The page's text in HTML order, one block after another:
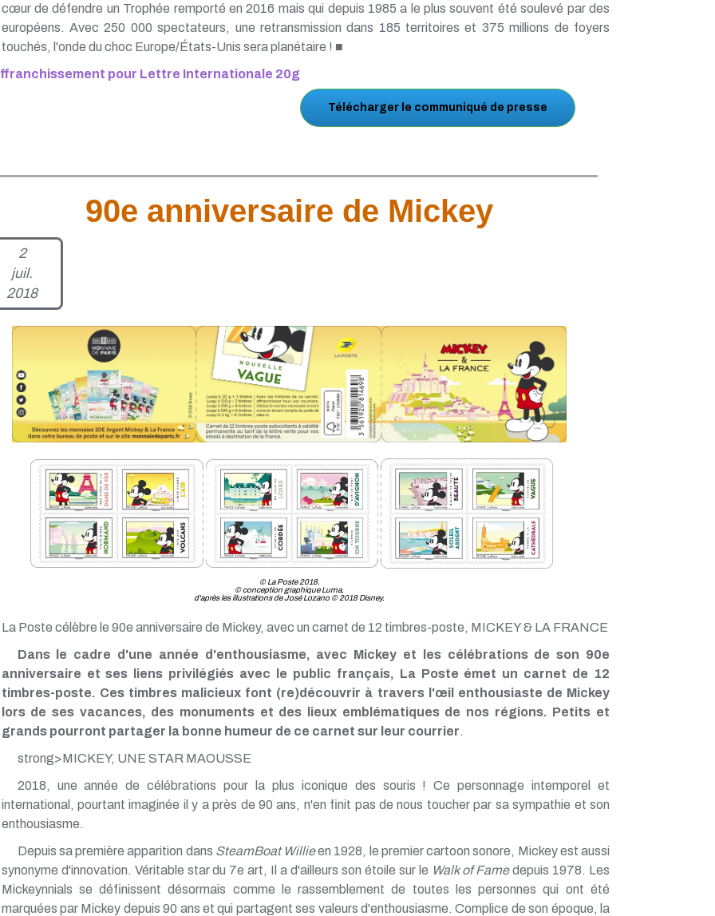
cœur de défendre un Trophée remporté en 2016 mais qui depuis 1985 a le plus souvent été soulevé par des
européens. Avec 250 000 spectateurs, une retransmission dans 185 territoires et 375 millions de foyers
touchés, l'onde du choc Europe/États-Unis sera planétaire ! ■
pour Lettre Internationale 20g
Télécharger le communiqué de presse
90e anniversaire de Mickey
2
juil.
2018
© La Poste 2018.
© conception graphique Luma,
d'après les illustrations de José Lozano © 2018 Disney.
La Poste célèbre le 90e anniversaire de Mickey, avec un carnet de 12 timbres-poste, MICKEY & LA FRANCE
Dans le cadre d'une année d'enthousiasme, avec Mickey et les célébrations de son 90e
anniversaire et ses liens privilégiés avec le public français, La Poste émet un carnet de 12
timbres-poste. Ces timbres malicieux font (re)découvrir à travers l'œil enthousiaste de Mickey
lors de ses vacances, des monuments et des lieux emblématiques de nos régions. Petits et
grands pourront partager la bonne humeur de ce carnet sur leur courrier.
strong>MICKEY, UNE STAR MAOUSSE
2018, une année de célébrations pour la plus iconique des souris ! Ce personnage intemporel et
international, pourtant imaginée il y a près de 90 ans, n'en finit pas de nous toucher par sa sympathie et son
enthousiasme.
Depuis sa première apparition dans SteamBoat Willieen 1928, le premier cartoon sonore, Mickey est aussi
synonyme d'innovation. Véritable star du 7e art, Il a d'ailleurs son étoile sur le Walk of Famedepuis 1978. Les
Mickeynnials se définissent désormais comme le rassemblement de toutes les personnes qui ont été
marquées par Mickey depuis 90 ans et qui partagent ses valeurs d'enthousiasme. Complice de son époque, la